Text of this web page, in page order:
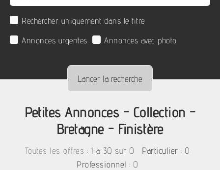
Rechercher uniquement dans le titre
Annonces urgentes
Annonces avec photo
Petites Annonces - Collection -
Bretagne - Finistère
Toutes les offres : 1 à 30 sur 0 Particulier : 0
Professionnel : 0